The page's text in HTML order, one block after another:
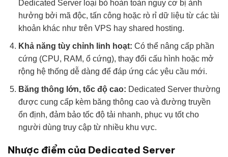
Dedicated Server loại bỏ hoàn toàn nguy cơ bị ảnh
hưởng bởi mã độc, tấn công hoặc rò rỉ dữ liệu từ các tài
khoản khác như trên VPS hay shared hosting.
Khả năng tùy chỉnh linh hoạt: Có thể nâng cấp phần
cứng (CPU, RAM, ổ cứng), thay đổi cấu hình hoặc mở
rộng hệ thống dễ dàng để đáp ứng các yêu cầu mới.
Băng thông lớn, tốc độ cao: Dedicated Server thường
được cung cấp kèm băng thông cao và đường truyền
ổn định, đảm bảo tốc độ tải nhanh, phục vụ tốt cho
người dùng truy cập từ nhiều khu vực.
Nhược điểm của Dedicated Server